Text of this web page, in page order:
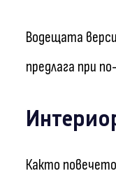
Водещата
предлага при
Както